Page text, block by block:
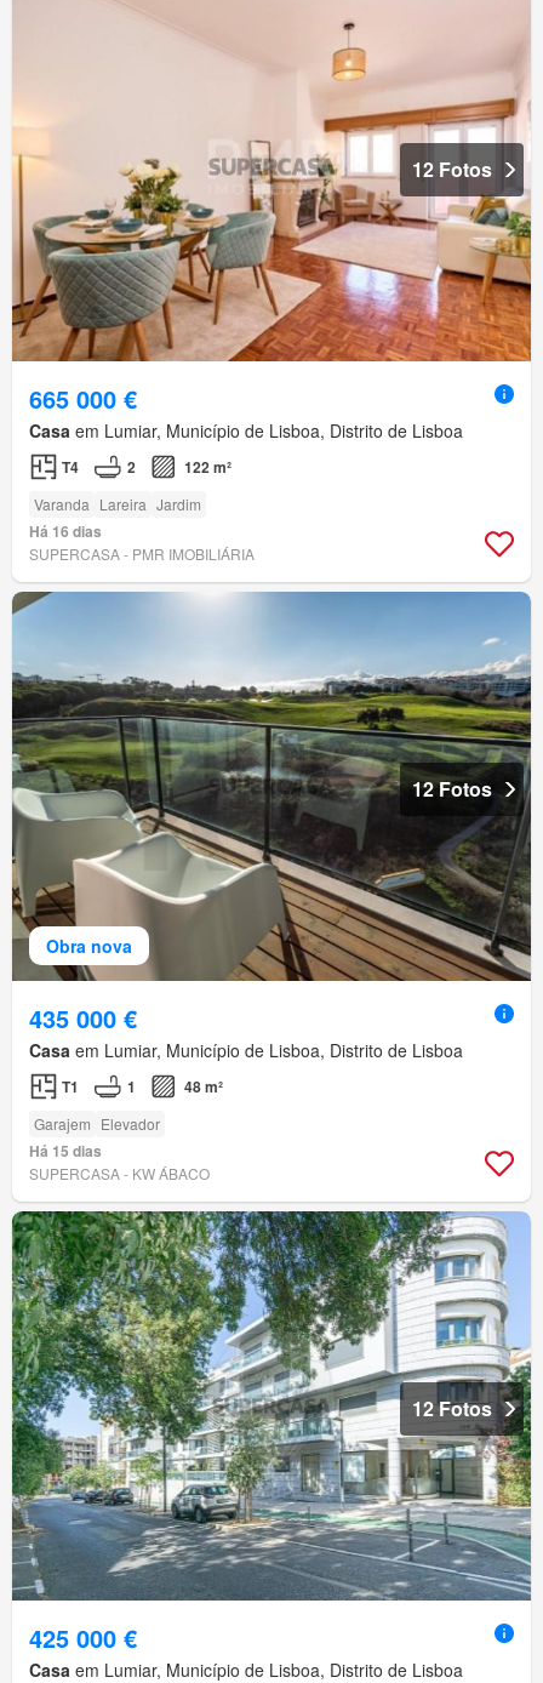
12 Fotos
665 000 €
Casa em Lumiar, Município de Lisboa, Distrito de Lisboa
T4 2 122 m²
Varanda Lareira Jardim
Há 16 dias
SUPERCASA - PMR IMOBILIÁRIA
Obra nova
12 Fotos
435 000 €
Casa em Lumiar, Município de Lisboa, Distrito de Lisboa
T1 1 48 m²
Garajem Elevador
Há 15 dias
SUPERCASA - KW ÁBACO
12 Fotos
425 000 €
Casa em Lumiar, Município de Lisboa, Distrito de Lisboa